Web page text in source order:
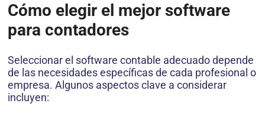
Cómo elegir el mejor software
para contadores
Seleccionar el software contable adecuado depende
de las necesidades específicas de cada profesional o
empresa. Algunos aspectos clave a considerar
incluyen: